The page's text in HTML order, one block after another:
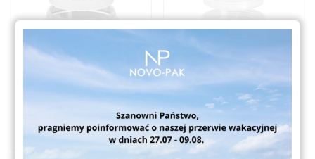
Simple Powder 30ml
Słoiki na pudry
Simple Powder 30ml
sitko flip-top
Słoiki na pudry